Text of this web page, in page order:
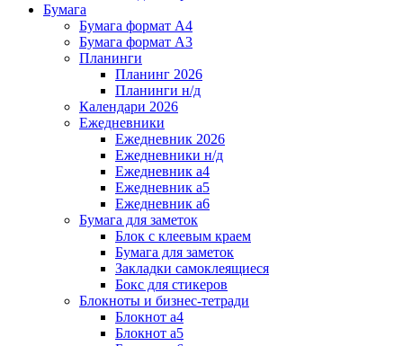
Бумага
Бумага формат А4
Бумага формат А3
Планинги
Планинг 2026
Планинги н/д
Календари 2026
Ежедневники
Ежедневник 2026
Ежедневники н/д
Ежедневник а4
Ежедневник а5
Ежедневник а6
Бумага для заметок
Блок с клеевым краем
Бумага для заметок
Закладки самоклеящиеся
Бокс для стикеров
Блокноты и бизнес-тетради
Блокнот а4
Блокнот а5